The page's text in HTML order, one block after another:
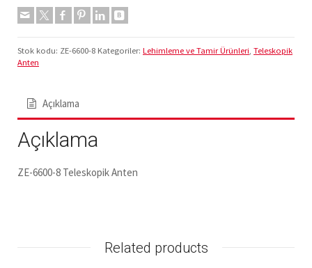
Stok kodu: ZE-6600-8 Kategoriler: Lehimleme ve Tamir Ürünleri Teleskopik
Anten
Açıklama
Açıklama
ZE-6600-8 Teleskopik Anten
Related products